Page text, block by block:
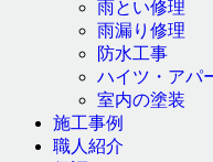
雨とい修理
雨漏り修理
防水工事
ハイツ・アパ
室内の塗装
施工事例
職人紹介